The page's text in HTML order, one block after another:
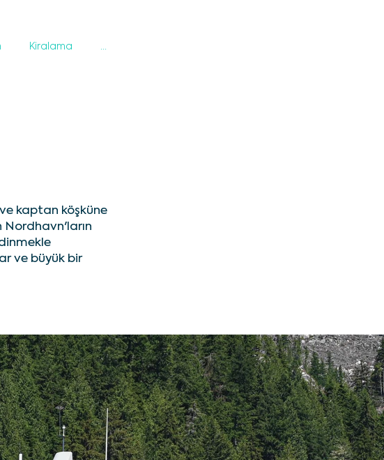
Kiralama ...
kaptan köşküne
Nordhavn'ların
ve büyük bir